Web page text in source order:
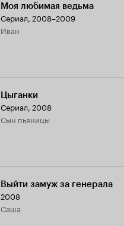
Моя любимая ведьма
Сериал, 2008–2009
Иван
Цыганки
Сериал, 2008
сын пьяницы
Выйти замуж за генерала
2008
Саша